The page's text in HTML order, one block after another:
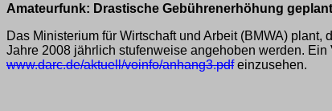
Amateurfunk: Drastische Gebührenerhöhung geplant
Das Ministerium für Wirtschaft und Arbeit (BMWA)
Jahre 2008 jährlich stufenweise angehoben werden.
www.darc.de/aktuell/voinfo/anhang3.pdfeinzusehen.